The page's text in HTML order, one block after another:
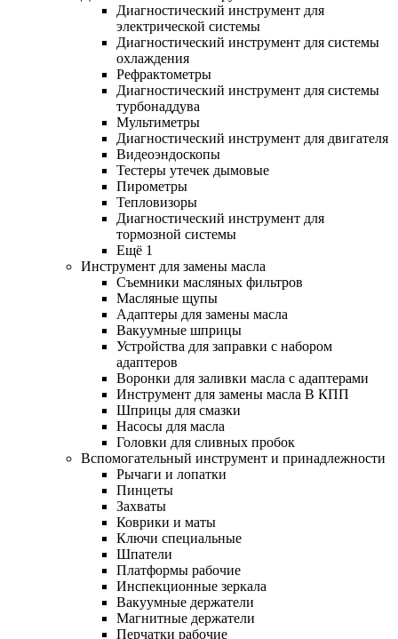
Диагностический инструмент для
электрической системы
Диагностический инструмент для системы
охлаждения
Рефрактометры
Диагностический инструмент для системы
турбонаддува
Мультиметры
Диагностический инструмент для двигателя
Видеоэндоскопы
Тестеры утечек дымовые
Пирометры
Тепловизоры
Диагностический инструмент для
тормозной системы
Ещё 1
Инструмент для замены масла
Съемники масляных фильтров
Масляные щупы
Адаптеры для замены масла
Вакуумные шприцы
Устройства для заправки с набором
адаптеров
Воронки для заливки масла с адаптерами
Инструмент для замены масла В КПП
Шприцы для смазки
Насосы для масла
Головки для сливных пробок
Вспомогательный инструмент и принадлежности
Рычаги и лопатки
Пинцеты
Захваты
Коврики и маты
Ключи специальные
Шпатели
Платформы рабочие
Инспекционные зеркала
Вакуумные держатели
Магнитные держатели
Перчатки рабочие